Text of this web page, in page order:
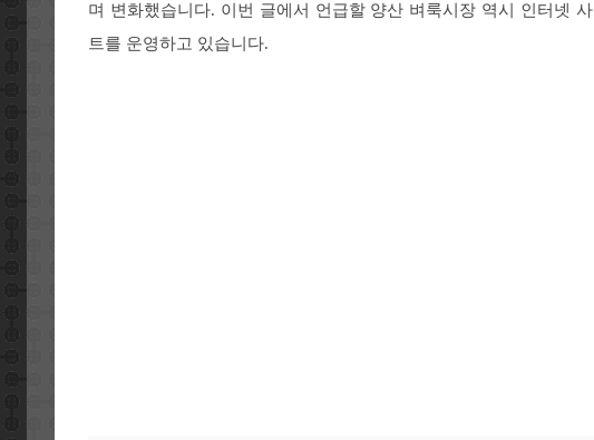
며 변화했습니다. 이번 글에서 언급할 양산 벼룩시장 역시 인터넷 사
트를 운영하고 있습니다.